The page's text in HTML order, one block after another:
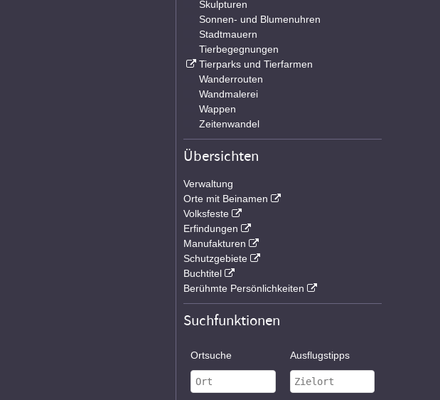
Skulpturen
Sonnen- und Blumenuhren
Stadtmauern
Tierbegegnungen
Tierparks und Tierfarmen
Wanderrouten
Wandmalerei
Wappen
Zeitenwandel
Übersichten
Verwaltung
Orte mit Beinamen
Volksfeste
Erfindungen
Manufakturen
Schutzgebiete
Buchtitel
Berühmte Persönlichkeiten
Suchfunktionen
Ortsuche Ausflugstipps